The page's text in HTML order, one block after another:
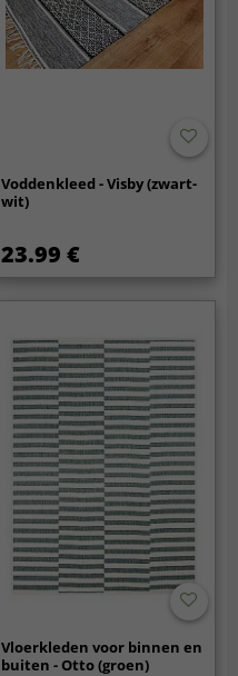
Voddenkleed - Visby (zwart-
wit)
23.99 €
Vloerkleden voor binnen en
buiten - Otto (groen)